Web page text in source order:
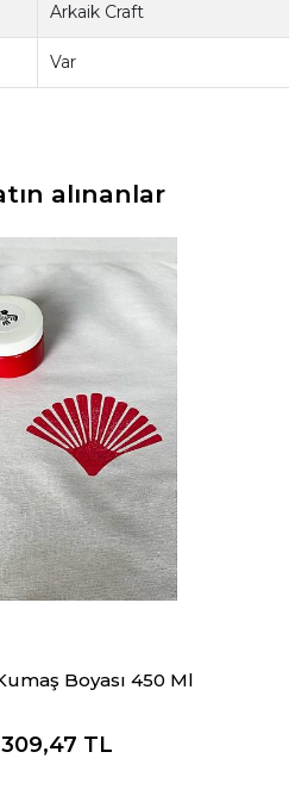
Arkaik Craft
Var
alınanlar
Boyası 450 Ml
309,47 TL